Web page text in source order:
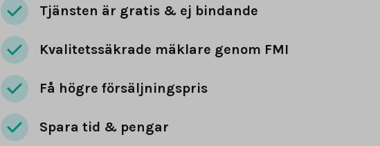
Tjänsten är gratis & ej bindande
Kvalitetssäkrade mäklare genom FMI
Få högre försäljningspris
Spara tid & pengar